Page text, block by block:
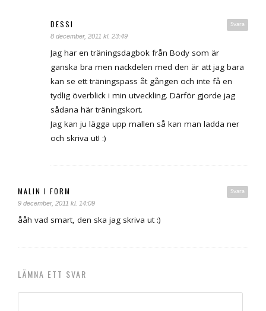
Svara
DESSI
8 december, 2011 kl. 23:49
Jag har en träningsdagbok från Body som är
ganska bra men nackdelen med den är att jag bara
kan se ett träningspass åt gången och inte få en
tydlig överblick i min utveckling. Därför gjorde jag
sådana här träningskort.
Jag kan ju lägga upp mallen så kan man ladda ner
och skriva ut! :)
Svara
MALIN I FORM
9 december, 2011 kl. 14:09
ååh vad smart, den ska jag skriva ut :)
LÄMNA ETT SVAR